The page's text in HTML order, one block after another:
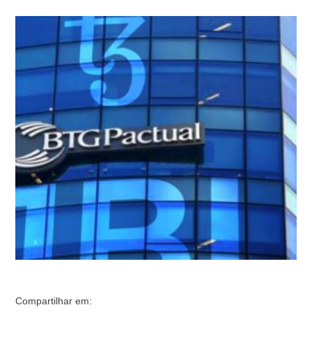
administrativo sancionador sobre divulgação de
negociações relevantes. O banco se comprometeu a
pagar R$ 660 mil para a autarquia. O processo foi
instaurado após a Superintendência de Relações com
Empresas (SEP) da CVM …
Compartilhar em: